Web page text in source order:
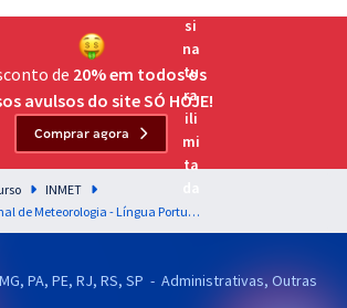
Até Passar
preparação para o Exame da
e intensiva para as principais
do Brasil
de 20% em todos os
avulsos do site SÓ HOJE!
Comprar agora
INMET
INMET - Instituto Nacional de Meteorologia - Língua Portuguesa - Professor: Elias Santana e Fernando Moura
MG, PA, PE, RJ, RS, SP - Administrativas, Outras